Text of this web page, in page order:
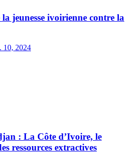
jeunesse ivoirienne contre la
10, 2024
: La Côte d’Ivoire, le
ressources extractives